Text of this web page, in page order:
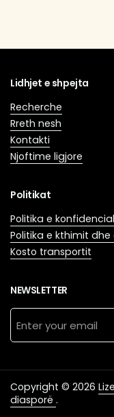
Lidhjet e shpejta
Recherche
Rreth nesh
Kontakti
Njoftime ligjore
Politikat
Politika e
Politika e kthimit
Kosto transportit
NEWSLETTER
Copyright © 2026
diasporë .